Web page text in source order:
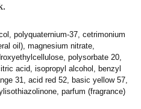
polyquaternium-37, cetrimonium
oil), magnesium nitrate,
polysorbate 20,
acid, isopropyl alcohol, benzyl
31, acid red 52, basic yellow 57,
parfum (fragrance)